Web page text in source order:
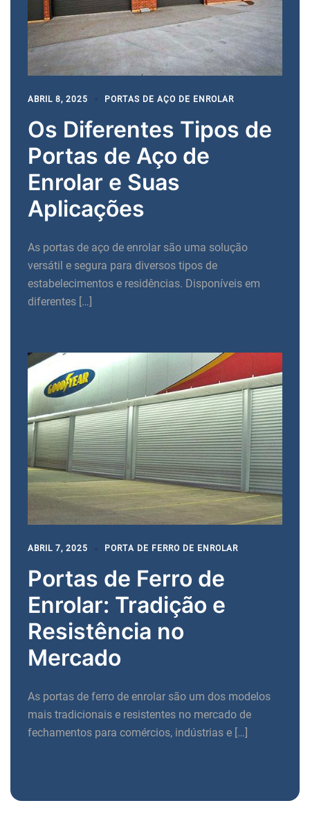
ABRIL 8, 2025 PORTAS DE AÇO DE ENROLAR
Os Diferentes Tipos de
Portas de Aço de
Enrolar e Suas
Aplicações
As portas de aço de enrolar são uma solução
versátil e segura para diversos tipos de
estabelecimentos e residências. Disponíveis em
diferentes […]
ABRIL 7, 2025 PORTA DE FERRO DE ENROLAR
Portas de Ferro de
Enrolar: Tradição e
Resistência no
Mercado
As portas de ferro de enrolar são um dos modelos
mais tradicionais e resistentes no mercado de
fechamentos para comércios, indústrias e […]